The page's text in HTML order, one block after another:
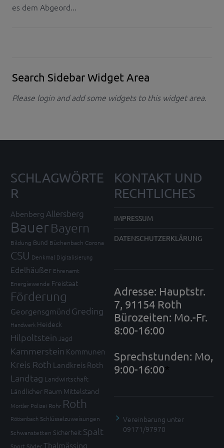
es dem Abgeord...
Search Sidebar Widget Area
Please login and add some widgets to this widget area.
SCHLAGWÖRTE
R
Abenberg Allersberg
Bauer Bayern
Bildung Bund Büchenbach Corona
CSU Denkmal Digitalisierung
Edelhäußer Ehrenamt
Energiewende Freistaat
Förderung
Georgensgmünd Greding
Handwerk Heideck
Hilpoltstein Jagd
Kammerstein Kommunen
Kreis Roth Landkreis Roth
Landtag Landwirtschaft
Ländlicher Raum Mittelstand
Mortler Polizei Rohr Roth
Röttenbach Schlüsselzuweisungen
Schwanstetten Sicherheit Spalt
Sport SöderThalmässing
KONTAKT UND
RECHTLICHES
IMPRESSUM
DATENSCHUTZERKLÄRUNG
Adresse: Hauptstr.
7, 91154 Roth
Bürozeiten: Mo.-Fr.
8:00-16:00
Sprechstunden: Mo,
9:00-16:00*
Vereinbarung unter
09171/97970